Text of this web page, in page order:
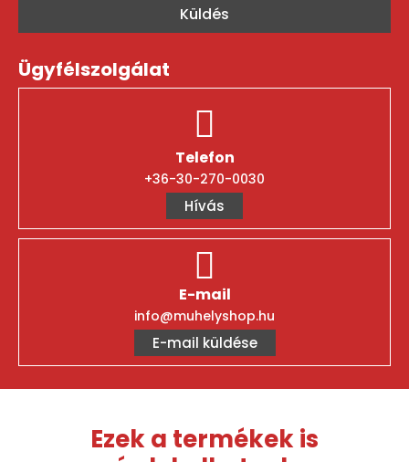
Küldés
Ügyfélszolgálat
Telefon
+36-30-270-0030
Hívás
E-mail
info@muhelyshop.hu
E-mail küldése
Ezek a termékek is